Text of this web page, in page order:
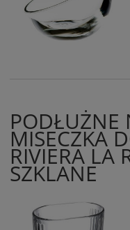
PODŁUŻNE
MISECZKA
RIVIERA LA
SZKLANE